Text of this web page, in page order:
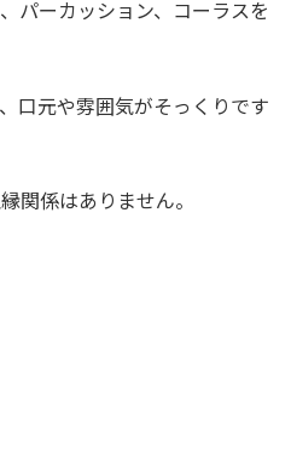
パーカッション、コーラスを
口元や雰囲気がそっくりです
関係はありません。